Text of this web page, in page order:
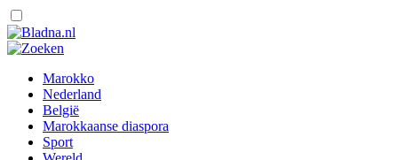
Marokko
Nederland
België
Marokkaanse diaspora
Sport